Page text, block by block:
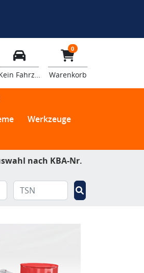
Fahrzeug
0
Warenkorb
Werkzeuge
nach KBA-Nr.